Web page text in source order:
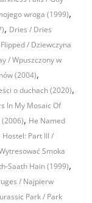
wroga (1999),
, Dries / Dries
Flipped / Dziewczyna
/ Wpuszczony w
(2004),
o duchach (2020),
In My Mosaic Of
, He Named
Hostel: Part III /
Smoka
Saath Hain (1999),
/ Najpierw
Park / Park